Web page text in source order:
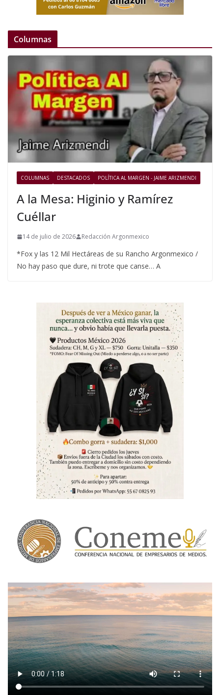
Columnas
COLUMNAS DESTACADOS POLÍTICA AL MARGEN - JAIME ARIZMENDI
A la Mesa: Higinio y Ramírez
Cuéllar
14 de julio de 2026 Redacción Argonmexico
*Fox y las 12 Mil Hectáreas de su Rancho Argonmexico /
No hay paso que dure, ni trote que canse… A